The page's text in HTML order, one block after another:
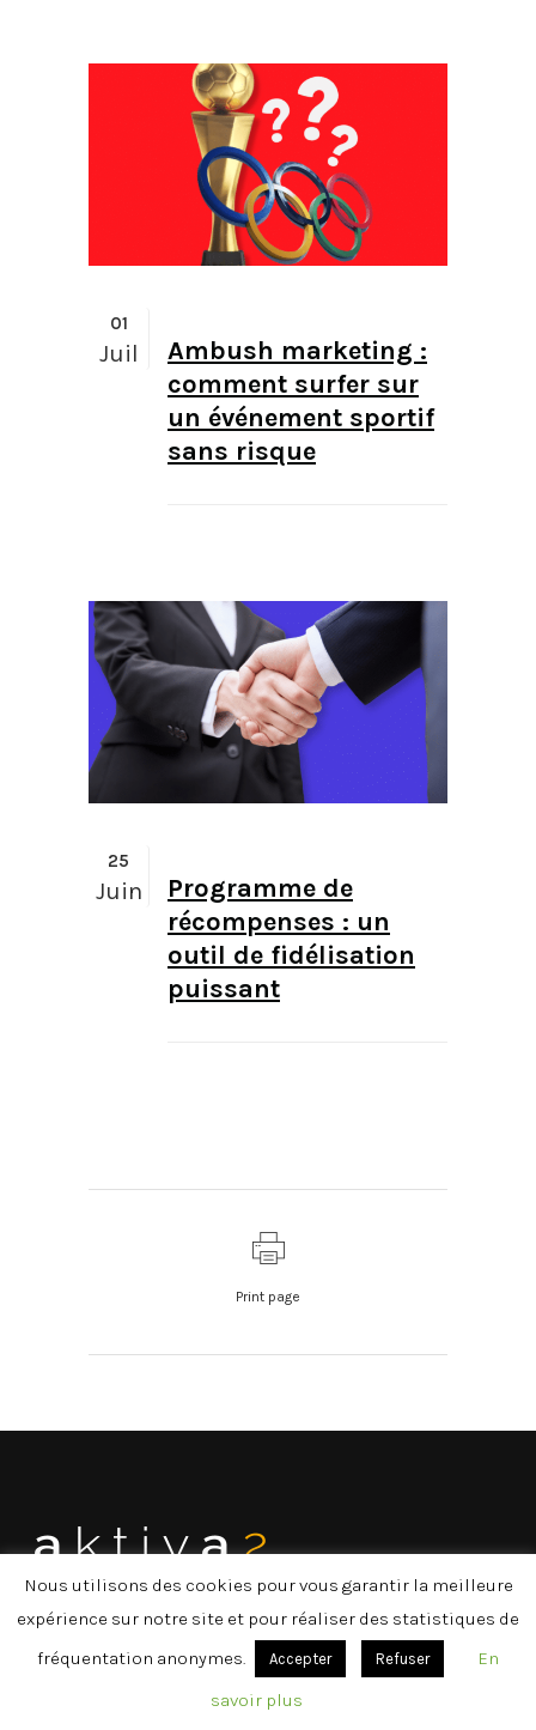
01
Juil
Ambush marketing :
comment surfer sur
un événement sportif
sans risque
25
Juin
Programme de
récompenses : un
outil de fidélisation
puissant
Print page
Contactez-nous
Nous utilisons des cookies pour vous garantir la meilleure
expérience sur notre site et pour réaliser des statistiques de
fréquentation anonymes.
Accepter Refuser
En
savoir plus